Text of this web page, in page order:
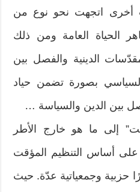
أخرى اتجهت نحو نوع من
الحياة العامة ومن ذلك
الدينية والفصل بين
بصورة تضمن حياد
بين الدين والسياسة …
إلى ما هو خارج الأطر
على أساس التنظيم المؤقت
حزبية وجمعياتية عدّة. حيث